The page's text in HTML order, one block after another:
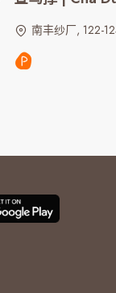
南丰纱厂, 122-